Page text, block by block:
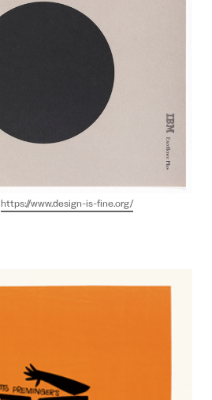
https://www.design-is-fine.org/